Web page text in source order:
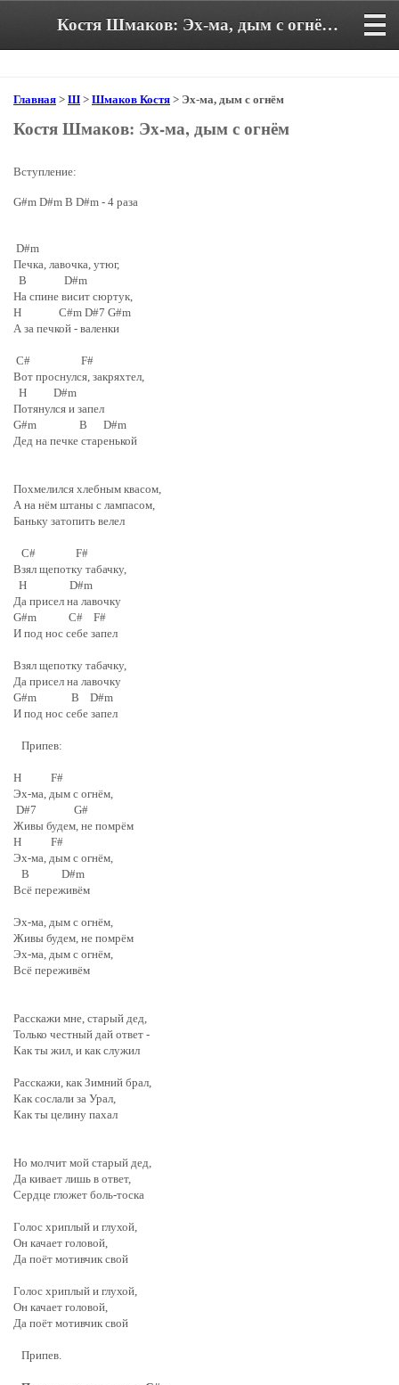
Костя Шмаков: Эх-ма, дым с огнём. Аккорды и текст песни
Главная > Ш > Шмаков Костя > Эх-ма, дым с огнём
Костя Шмаков: Эх-ма, дым с огнём
Вступление:
G#m D#m B D#m - 4 раза
D#m
Печка, лавочка, утюг,
B D#m
На спине висит сюртук,
H C#m D#7 G#m
А за печкой - валенки
C# F#
Вот проснулся, закряхтел,
H D#m
Потянулся и запел
G#m B D#m
Дед на печке старенькой
Похмелился хлебным квасом,
А на нём штаны с лампасом,
Баньку затопить велел
C# F#
Взял щепотку табачку,
H D#m
Да присел на лавочку
G#m C# F#
И под нос себе запел
Взял щепотку табачку,
Да присел на лавочку
G#m B D#m
И под нос себе запел
Припев:
H F#
Эх-ма, дым с огнём,
D#7 G#
Живы будем, не помрём
H F#
Эх-ма, дым с огнём,
B D#m
Всё переживём
Эх-ма, дым с огнём,
Живы будем, не помрём
Эх-ма, дым с огнём,
Всё переживём
Расскажи мне, старый дед,
Только честный дай ответ -
Как ты жил, и как служил
Расскажи, как Зимний брал,
Как сослали за Урал,
Как ты целину пахал
Но молчит мой старый дед,
Да кивает лишь в ответ,
Сердце гложет боль-тоска
Голос хриплый и глухой,
Он качает головой,
Да поёт мотивчик свой
Голос хриплый и глухой,
Он качает головой,
Да поёт мотивчик свой
Припев.